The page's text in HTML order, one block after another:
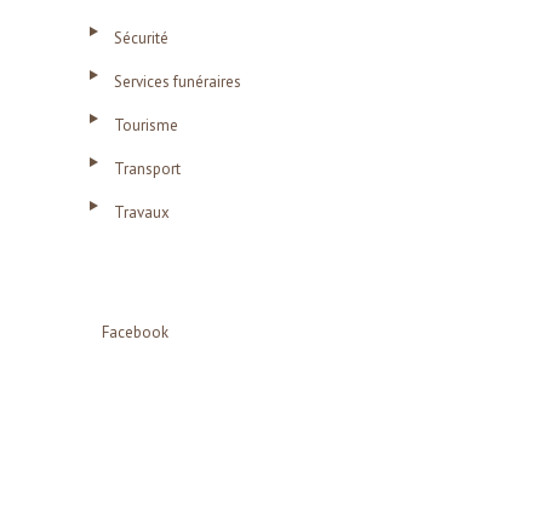
Sécurité
Services funéraires
Tourisme
Transport
Travaux
Facebook